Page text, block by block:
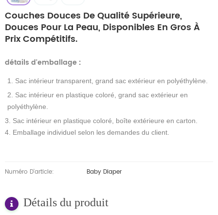
Couches Douces De Qualité Supérieure,
Douces Pour La Peau, Disponibles En Gros À
Prix Compétitifs.
détails d'emballage :
1. Sac intérieur transparent, grand sac extérieur en polyéthylène.
2. Sac intérieur en plastique coloré, grand sac extérieur en
polyéthylène.
3. Sac intérieur en plastique coloré, boîte extérieure en carton.
4. Emballage individuel selon les demandes du client.
Numéro D'article: Baby Diaper
Détails du produit